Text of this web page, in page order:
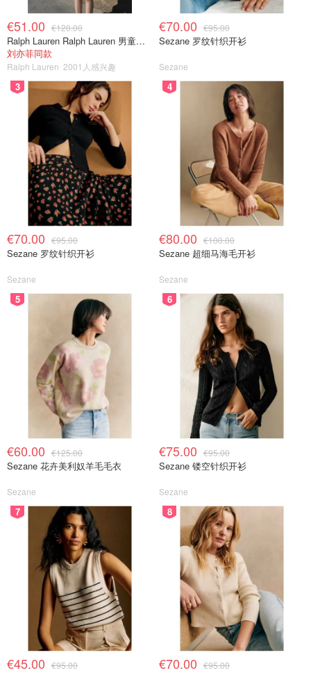
€51.00 €120.00
Ralph Lauren Ralph Lauren 男童亚麻衬衫
刘亦菲同款
Ralph Lauren 2001人感兴趣
€70.00 €95.00
Sezane 罗纹针织开衫
Sezane
3
€70.00 €95.00
Sezane 罗纹针织开衫
Sezane
4
€80.00 €100.00
Sezane 超细马海毛开衫
Sezane
5
€60.00 €125.00
Sezane 花卉美利奴羊毛毛衣
Sezane
6
€75.00 €95.00
Sezane 镂空针织开衫
Sezane
7
€45.00 €95.00
8
€70.00 €95.00